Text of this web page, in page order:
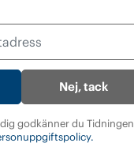
Nej, tack
godkänner du Tidningen